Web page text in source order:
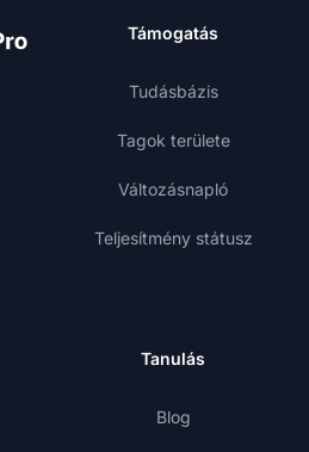
Támogatás
Tudásbázis
Tagok területe
Változásnapló
Teljesítmény státusz
Tanulás
Blog